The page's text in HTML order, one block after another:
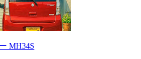
MH34S